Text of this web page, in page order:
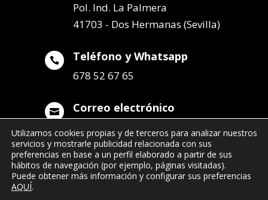
Pol. Ind. La Palmera
41703 - Dos Hermanas (Sevilla)
 Teléfono y Whatsapp
678 52 67 65
 Correo electrónico
info@remolqueszabala.com
Utilizamos cookies propias y de terceros para analizar nuestros
servicios y mostrarle publicidad relacionada con sus
preferencias en base a un perfil elaborado a partir de sus
hábitos de navegación (por ejemplo, páginas visitadas).
Puede obtener más información y configurar sus preferencias
AQUÍ.